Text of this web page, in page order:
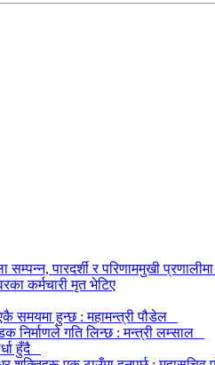
सम्पन्न, पारदर्शी र परिणाममुखी
कर्मचारी मृत भेटिए
समयमा हुन्छ : महामन्त्री पौडेल
निर्माणले गति लिन्छ : मन्त्री लम्साल
हुँदै